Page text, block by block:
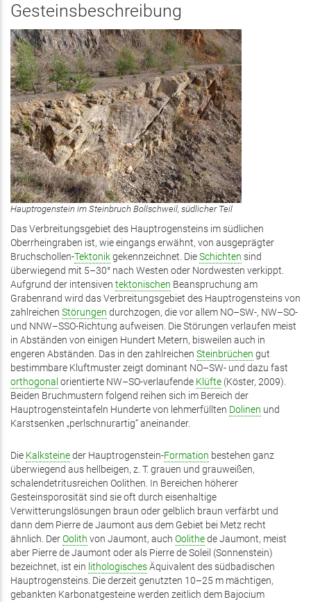
Gesteinsbeschreibung
Hauptrogenstein im Steinbruch Bollschweil, südlicher Teil
Das Verbreitungsgebiet des Hauptrogensteins im südlichen
Oberrheingraben ist, wie eingangs erwähnt, von ausgeprägter
Bruchschollen-Tektonikgekennzeichnet. DieSchichten sind
überwiegend mit 5–30° nach Westen oder Nordwesten verkippt.
Aufgrund der intensiven tektonischen Beanspruchung am
Grabenrand wird das Verbreitungsgebiet des Hauptrogensteins von
zahlreichen Störungen durchzogen, die vor allem NO–SW-, NW–SO-
und NNW–SSO-Richtung aufweisen. Die Störungen verlaufen meist
in Abständen von einigen Hundert Metern, bisweilen auch in
engeren Abständen. Das in den zahlreichen Steinbrüchen gut
bestimmbare Kluftmuster zeigt dominant NO–SW- und dazu fast
orthogonal orientierte NW–SO-verlaufende Klüfte (Köster, 2009).
Beiden Bruchmustern folgend reihen sich im Bereich der
Hauptrogensteintafeln Hunderte von lehmerfüllten Dolinen und
Karstsenken „perlschnurartig“ aneinander.
Die Kalksteineder Hauptrogenstein-Formation bestehen ganz
überwiegend aus hellbeigen, z. T. grauen und grauweißen,
schalendetritusreichen Oolithen. In Bereichen höherer
Gesteinsporosität sind sie oft durch eisenhaltige
Verwitterungslösungen braun oder gelblich braun verfärbt und
dann dem Pierre de Jaumont aus dem Gebiet bei Metz recht
ähnlich. DerOolith von Jaumont, auch Oolithede Jaumont, meist
aber Pierre de Jaumont oder als Pierre de Soleil (Sonnenstein)
bezeichnet, ist ein lithologischesÄquivalent des südbadischen
Hauptrogensteins. Die derzeit genutzten 10–25 m mächtigen,
gebankten Karbonatgesteine werden zeitlich dem Bajocium